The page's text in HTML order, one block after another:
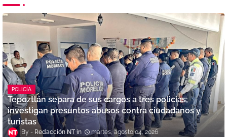
POLICÍA
Tepoztlán separa de sus cargos a tres policías;
investigan presuntos abusos contra ciudadanos y
turistas
Redacción NT martes, agosto 04, 2026